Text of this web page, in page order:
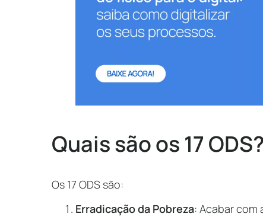
Quais são os 17 ODS?
Os 17 ODS são:
Erradicação da Pobreza: Acabar com